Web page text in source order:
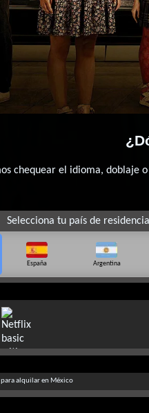
chequear el idioma, doblaje
Selecciona tu país de residencia
España Argentina
alquilar en México